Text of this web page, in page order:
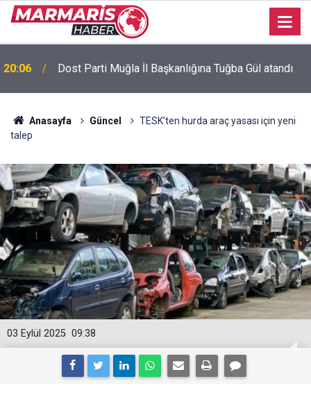
16:51
Bursaspor’da 2026-2027 sezonu forma numaraları
açıklandı
Anasayfa Güncel
TESK’ten hurda araç yasası için yeni
talep
09:38
03 Eylül 2025